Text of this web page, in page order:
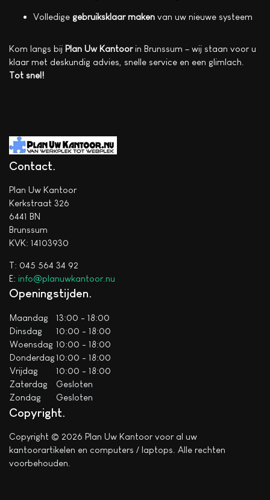
Volledige gebruiksklaar maken van uw nieuwe systeem
Kom langs bij Plan Uw Kantoorin Brunssum – wij staan voor u
klaar met deskundig advies, snelle service en een glimlach.
Tot snel!
Contact
Plan Uw Kantoor
Kerkstraat 326
6441 BN
Brunssum
KVK: 14103930
T: 045 564 34 92
E: info@planuwkantoor.nu
Openingstijden
Maandag
Dinsdag
Woensdag
Donderdag
Vrijdag
Zaterdag
Zondag
13:00 - 18:00
10:00 - 18:00
10:00 - 18:00
10:00 - 18:00
10:00 - 18:00
Gesloten
Gesloten
Copyright
Copyright © 2026 Plan Uw Kantoor voor al uw
kantoorartikelen en computers / laptops. Alle rechten
voorbehouden.